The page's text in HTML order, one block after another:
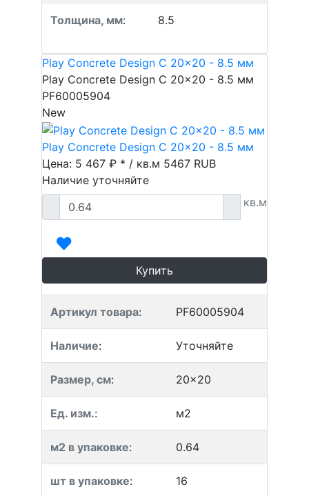
Толщина, мм: 8.5
Play Concrete Design C 20x20 - 8.5 мм
Play Concrete Design C 20x20 - 8.5 мм
PF60005904
New
Play Concrete Design C 20x20 - 8.5 мм
Цена: 5 467 ₽ * / кв.м 5467 RUB
Наличие уточняйте
кв.м
Купить
Артикул товара: PF60005904
Наличие: Уточняйте
Размер, см: 20x20
Ед. изм.: м2
м2 в упаковке: 0.64
шт в упаковке: 16